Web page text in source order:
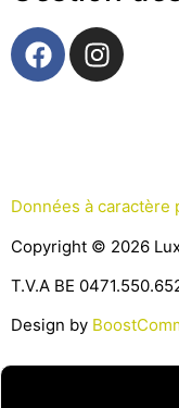
Données à caractère
Copyright © 2026
T.V.A BE
Design by